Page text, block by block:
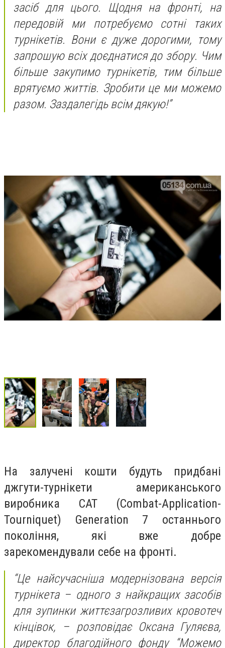
засіб для цього. Щодня на фронті, на
передовій ми потребуємо сотні таких
турнікетів. Вони є дуже дорогими, тому
запрошую всіх доєднатися до збору. Чим
більше закупимо турнікетів, тим більше
врятуємо життів. Зробити це ми можемо
разом. Заздалегідь всім дякую!”
На залучені кошти будуть придбані
джгути-турнікети американського
виробника CAT (Combat-Application-
Tourniquet) Generation 7 останнього
покоління, які вже добре
зарекомендували себе на фронті.
“Це найсучасніша модернізована версія
турнікета – одного з найкращих засобів
для зупинки життєзагрозливих кровотеч
кінцівок, – розповідає Оксана Гуляєва,
директор благодійного фонду “Можемо